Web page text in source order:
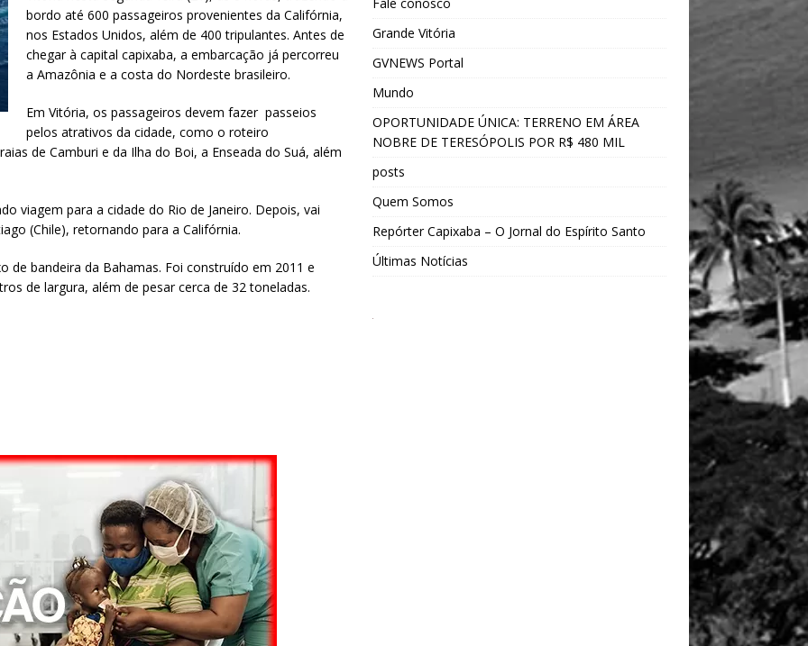
bordo até 600 passageiros provenientes da Califórnia,
nos Estados Unidos, além de 400 tripulantes. Antes de
chegar à capital capixaba, a embarcação já percorreu
a Amazônia e a costa do Nordeste brasileiro.
Em Vitória, os passageiros devem fazer passeios
pelos atrativos da cidade, como o roteiro
de Camburi e da Ilha do Boi, a Enseada do Suá, além
viagem para a cidade do Rio de Janeiro. Depois, vai
(Chile), retornando para a Califórnia.
de bandeira da Bahamas. Foi construído em 2011 e
de largura, além de pesar cerca de 32 toneladas.
Grande Vitória
GVNEWS Portal
Mundo
OPORTUNIDADE ÚNICA: TERRENO EM ÁREA
NOBRE DE TERESÓPOLIS POR R$ 480 MIL
posts
Quem Somos
Repórter Capixaba – O Jornal do Espírito Santo
Últimas Notícias